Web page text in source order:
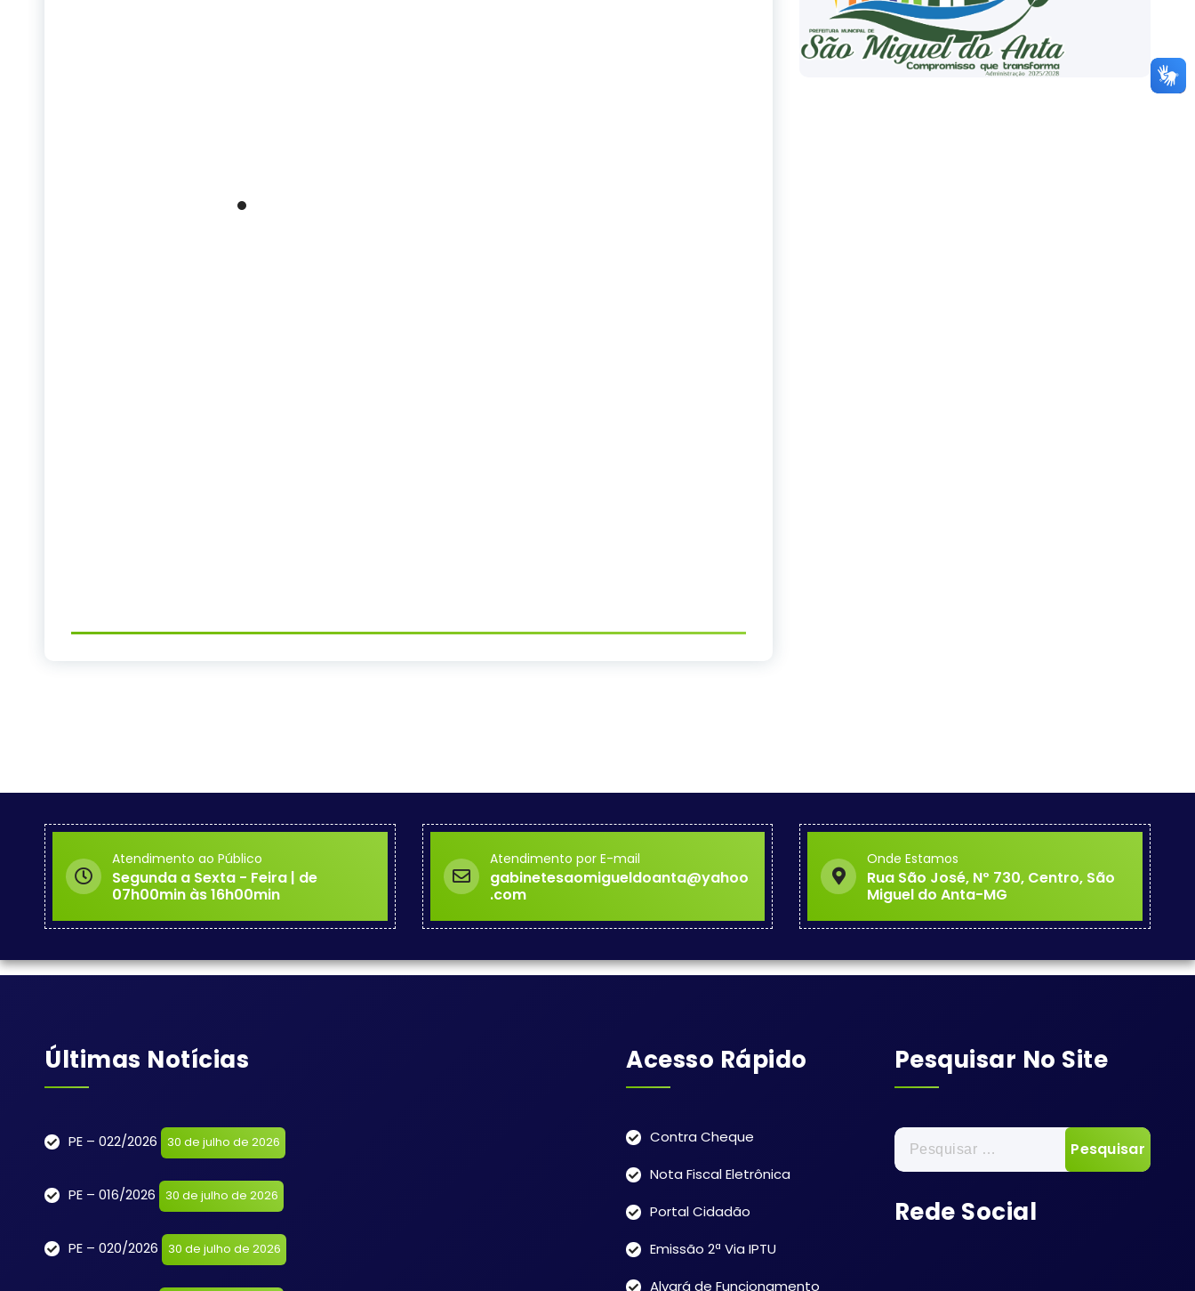
Atendimento ao Público
Segunda a Sexta - Feira | de
07h00min às 16h00min
Atendimento por E-mail
gabinetesaomigueldoanta@yahoo
.com
Onde Estamos
Rua São José, Nº 730, Centro, São
Miguel do Anta-MG
Últimas Notícias
PE – 022/2026 30 de julho de 2026
PE – 016/2026 30 de julho de 2026
PE – 020/2026 30 de julho de 2026
Acesso Rápido
Contra Cheque
Nota Fiscal Eletrônica
Portal Cidadão
Emissão 2ª Via IPTU
Alvará de Funcionamento
Pesquisar No Site
Pesquisar
por:
Rede Social